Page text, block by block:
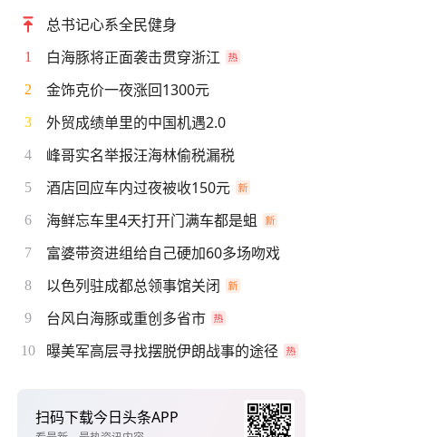
总书记心系全民健身
1 白海豚将正面袭击贯穿浙江
2 金饰克价一夜涨回1300元
3 外贸成绩单里的中国机遇2.0
4 峰哥实名举报汪海林偷税漏税
5 酒店回应车内过夜被收150元
6 海鲜忘车里4天打开门满车都是蛆
7 富婆带资进组给自己硬加60多场吻戏
8 以色列驻成都总领事馆关闭
9 台风白海豚或重创多省市
10 曝美军高层寻找摆脱伊朗战事的途径
扫码下载今日头条APP